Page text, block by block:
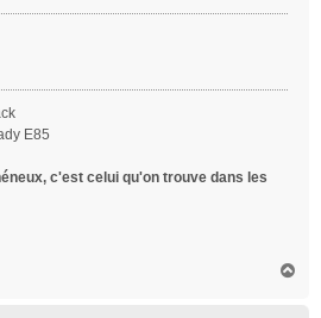
E85
c'est celui qu'on trouve dans les